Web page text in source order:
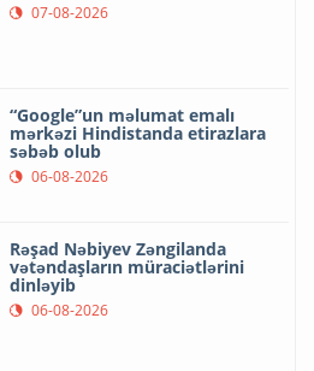
07-08-2026
“Google”un məlumat emalı
mərkəzi Hindistanda etirazlara
səbəb olub
06-08-2026
Rəşad Nəbiyev Zəngilanda
vətəndaşların müraciətlərini
dinləyib
06-08-2026